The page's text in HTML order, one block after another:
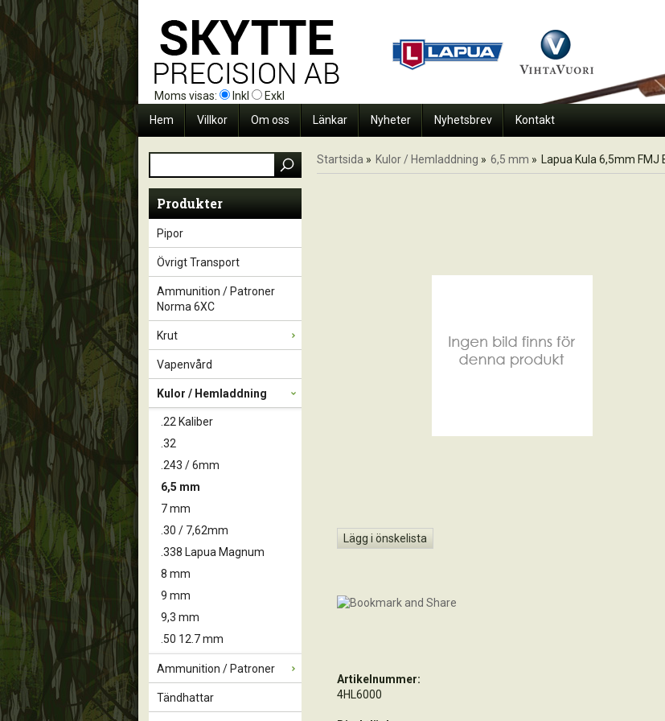
Moms visas: Inkl
Exkl
Hem
Villkor Om oss Länkar Nyheter Nyhetsbrev Kontakt
Produkter
Pipor
Övrigt Transport
Ammunition / Patroner
Norma 6XC
Krut
Vapenvård
Kulor / Hemladdning
.22 Kaliber
.32
.243 / 6mm
6,5 mm
7 mm
.30 / 7,62mm
.338 Lapua Magnum
8 mm
9 mm
9,3 mm
.50 12.7 mm
Ammunition / Patroner
Tändhattar
Startsida » Kulor / Hemladdning » 6,5 mm » Lapua Kula 6,5mm
Lägg i önskelista
Artikelnummer:
4HL6000